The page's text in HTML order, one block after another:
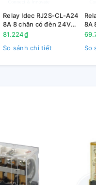
lớn, sử dụng trong các
chắn, tiếp điểm sử dụng
tốt trong hầu hết các
Relay Idec RJ2S-CL-A24
8A 8 chân có đèn 24V
AC
81.224₫
So sánh chi tiết
8A
DC
So